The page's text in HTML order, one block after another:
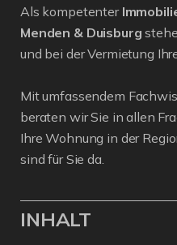
Als kompetenter
Menden & Duisburg
und bei der Vermietung
Mit umfassendem
beraten wir Sie in allen
Ihre Wohnung in der
sind für Sie da.
INHALT